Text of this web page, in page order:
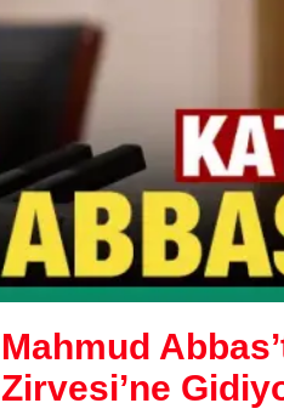
Mahmud
Zirvesi’ne